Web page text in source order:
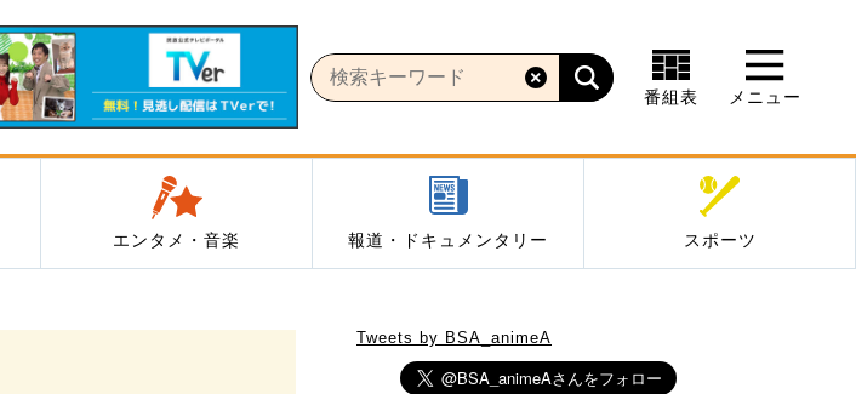
番組表 メニュー
エンタメ・音楽 報道・ドキュメンタリー スポーツ
Tweets by BSA_animeA